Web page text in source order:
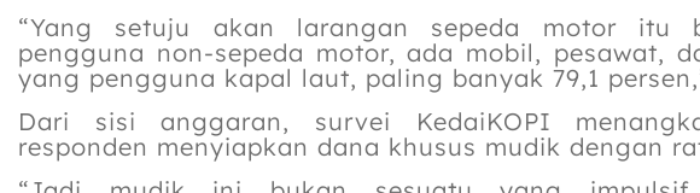
“Yang setuju akan larangan sepeda motor itu
pengguna non-sepeda motor, ada mobil, pesawat,
yang pengguna kapal laut, paling banyak 79,1
Dari sisi anggaran, survei KedaiKOPI
responden menyiapkan dana khusus mudik dengan